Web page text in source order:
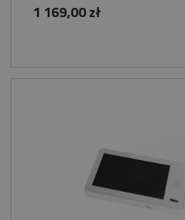
1 169,00 zł